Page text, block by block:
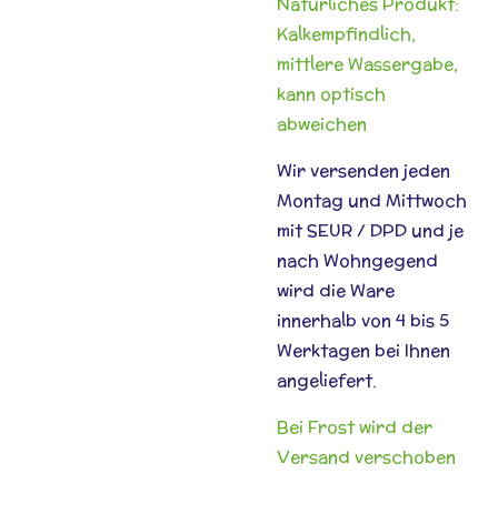
Kalkempfindlich,
mittlere Wassergabe,
kann optisch
abweichen
Wir versenden jeden
Montag und Mittwoch
mit SEUR / DPD und je
nach Wohngegend
wird die Ware
innerhalb von 4 bis 5
Werktagen bei Ihnen
angeliefert.
Bei Frost wird der
Versand verschoben